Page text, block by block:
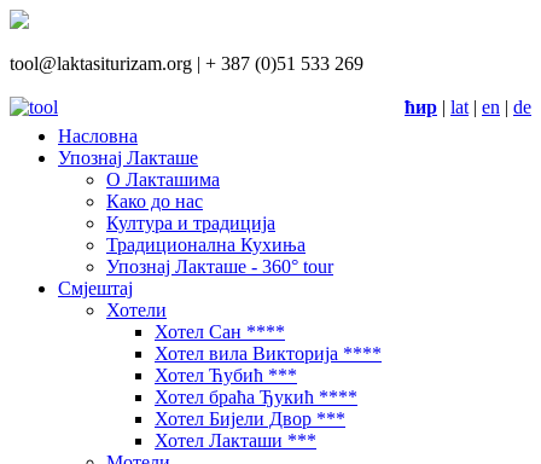
tool@laktasiturizam.org | + 387 (0)51 533 269
ћир | lat | en | de
Насловна
Упознај Лакташе
О Лакташима
Како до нас
Култура и традиција
Традиционална Кухиња
Упознај Лакташе - 360° tour
Смјештај
Хотели
Хотел Сан ****
Хотел вила Викторија ****
Хотел Ћубић ***
Хотел браћа Ђукић ****
Хотел Бијели Двор ***
Хотел Лакташи ***